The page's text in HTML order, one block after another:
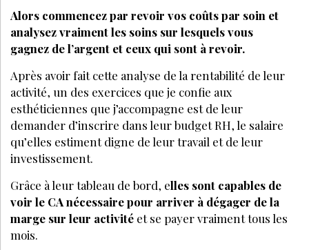
Alors commencez par revoir vos coûts par soin et
analysez vraiment les soins sur lesquels vous
gagnez de l’argent et ceux qui sont à revoir.
Après avoir fait cette analyse de la rentabilité de leur
activité, un des exercices que je confie aux
esthéticiennes que j’accompagne est de leur
demander d’inscrire dans leur budget RH, le salaire
qu’elles estiment digne de leur travail et de leur
investissement.
Grâce à leur tableau de bord, elles sont capables de
voir le CA nécessaire pour arriver à dégager de la
marge sur leur activité et se payer vraiment tous les
mois.